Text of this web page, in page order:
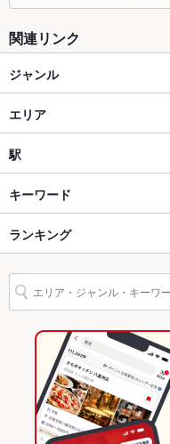
座敷
掘りごたつ
カウンター
貸切 貸切不可 ：ご相
設備
Wi-Fi あり
バリアフリ
なし
なし
英語メニュ
あり
関連リンク
ジャンル
イタリアン・フレンチ
パスタ・ピザ
原宿・青山・表参道 × イタ
原宿・青山・表参道 × パスタ
表参道駅 × イタリアン・フ
表参道駅 × パスタ・ピザ
エリア
表参道
表参道 × イタリアン・フレン
表参道 × パスタ・ピザ
東京
東京 × イタリアン・フレン
東京 × パスタ・ピザ
駅
表参道駅
外苑前駅
渋谷駅
キーワード
エビ料理
ランキング
東京のグルメランキング
東京のイタリアン・フレン
東京のパスタ・ピザランキ
原宿・青山・表参道のグル
原宿・青山・表参道のイタ